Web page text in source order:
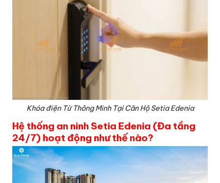
Khóa điện Từ Thông Minh Tại Căn Hộ Setia Edenia
Hệ thống an ninh Setia Edenia (Đa tầng
24/7) hoạt động như thế nào?